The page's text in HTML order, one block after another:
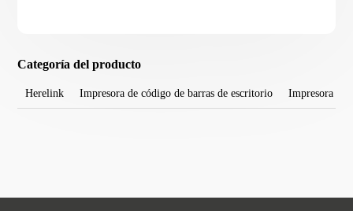
Categoría del producto
Herelink Impresora de código de barras de escritorio Impresora